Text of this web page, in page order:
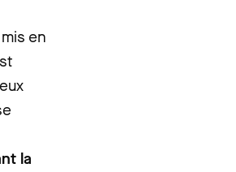
en
la